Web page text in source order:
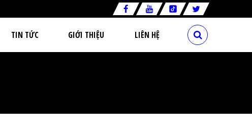
TIN TỨC GIỚI THIỆU LIÊN HỆ